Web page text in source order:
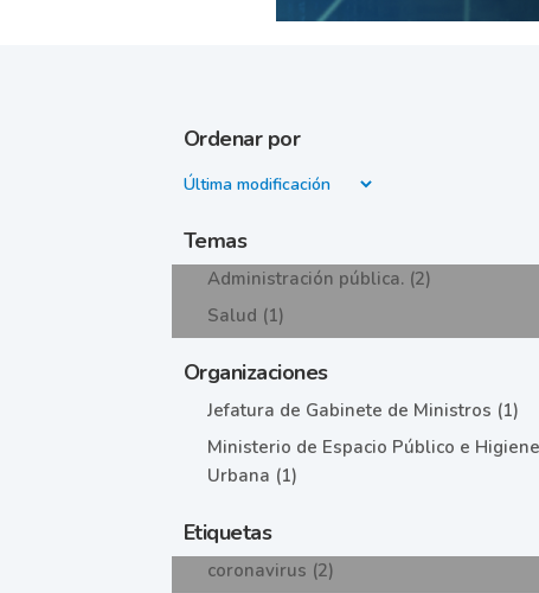
Ordenar por
Temas
Administración pública. (2)
Salud (1)
Organizaciones
Jefatura de Gabinete de Ministros (1)
Ministerio de Espacio Público e Higiene
Urbana (1)
Etiquetas
coronavirus (2)